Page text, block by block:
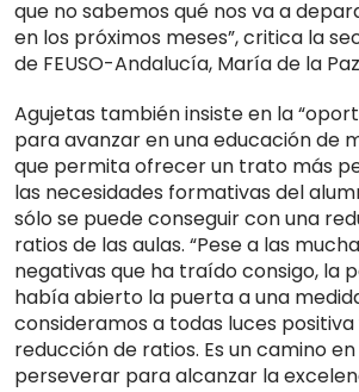
que no sabemos qué nos va a
en los próximos meses”, critica la
de FEUSO-Andalucía, María de la
Agujetas también insiste en la
para avanzar en una educación de
que permita ofrecer un trato más
las necesidades formativas del
sólo se puede conseguir con una
ratios de las aulas. “Pese a las
negativas que ha traído consigo, la
había abierto la puerta a una
consideramos a todas luces
reducción de ratios. Es un camino
perseverar para alcanzar la